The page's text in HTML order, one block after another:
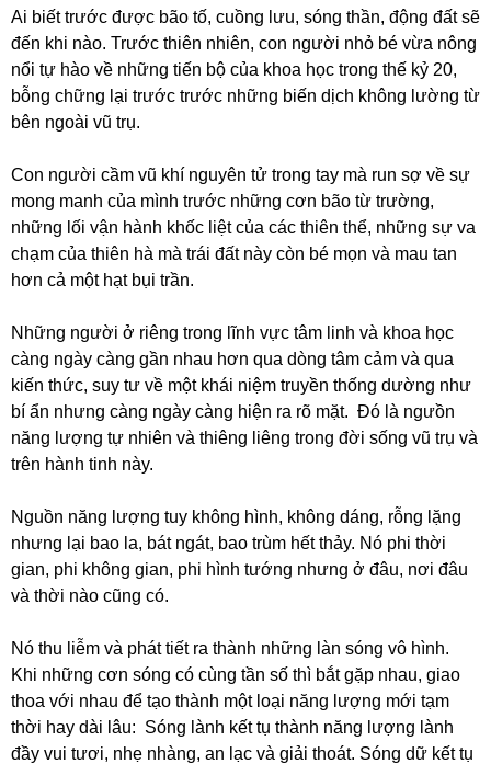
Ai biết trước được bão tố, cuồng lưu, sóng thần, động đất sẽ
đến khi nào. Trước thiên nhiên, con người nhỏ bé vừa nông
nổi tự hào về những tiến bộ của khoa học trong thế kỷ 20,
bỗng chững lại trước trước những biến dịch không lường từ
bên ngoài vũ trụ.
Con người cầm vũ khí nguyên tử trong tay mà run sợ về sự
mong manh của mình trước những cơn bão từ trường,
những lối vận hành khốc liệt của các thiên thể, những sự va
chạm của thiên hà mà trái đất này còn bé mọn và mau tan
hơn cả một hạt bụi trần.
Những người ở riêng trong lĩnh vực tâm linh và khoa học
càng ngày càng gần nhau hơn qua dòng tâm cảm và qua
kiến thức, suy tư về một khái niệm truyền thống dường như
bí ẩn nhưng càng ngày càng hiện ra rõ mặt. Đó là ngưồn
năng lượng tự nhiên và thiêng liêng trong đời sống vũ trụ và
trên hành tinh này.
Nguồn năng lượng tuy không hình, không dáng, rỗng lặng
nhưng lại bao la, bát ngát, bao trùm hết thảy. Nó phi thời
gian, phi không gian, phi hình tướng nhưng ở đâu, nơi đâu
và thời nào cũng có.
Nó thu liễm và phát tiết ra thành những làn sóng vô hình.
Khi những cơn sóng có cùng tần số thì bắt gặp nhau, giao
thoa với nhau để tạo thành một loại năng lượng mới tạm
thời hay dài lâu: Sóng lành kết tụ thành năng lượng lành
đầy vui tươi, nhẹ nhàng, an lạc và giải thoát. Sóng dữ kết tụ